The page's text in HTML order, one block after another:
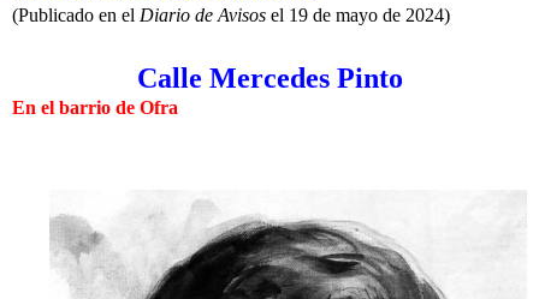
(Publicado en el Diario de Avisos el 19 de mayo de 2024)
Calle Mercedes Pinto
En el barrio de Ofra